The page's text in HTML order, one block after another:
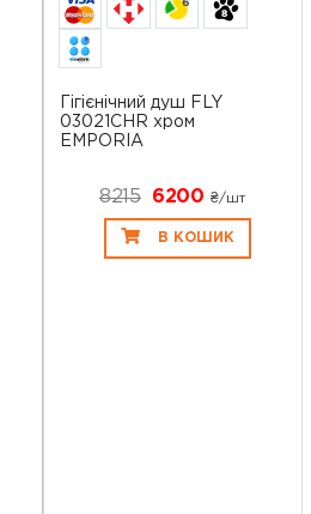
6
Гігієнічний душ FLY
03021CHR хром
EMPORIA
8215 6200 ₴/шт
В КОШИК